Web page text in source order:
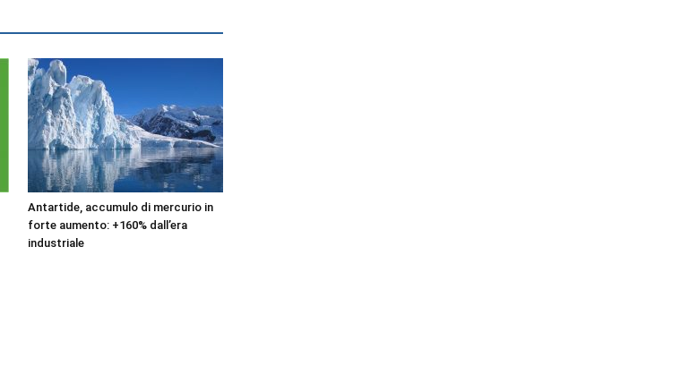
Antartide, accumulo di mercurio in
forte aumento: +160% dall’era
industriale